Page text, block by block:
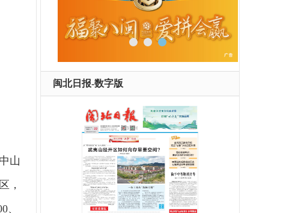
山
，
、
闽北日报-数字版